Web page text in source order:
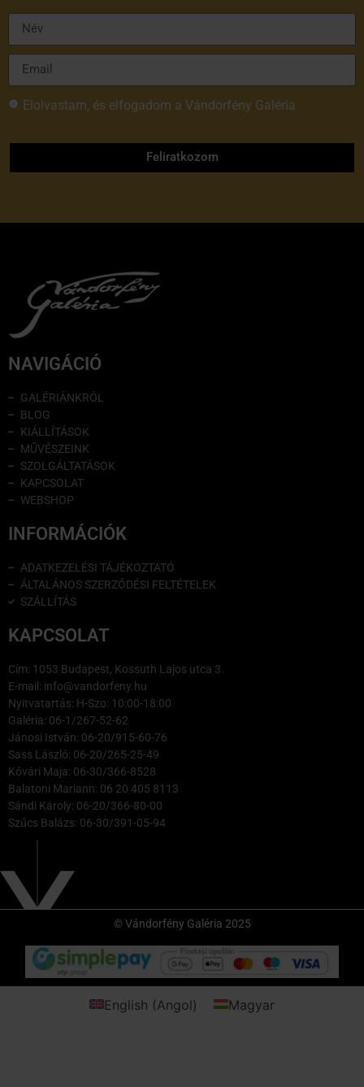
Elolvastam, és elfogadom a Vándorfény Galéria
Feliratkozom
NAVIGÁCIÓ
GALÉRIÁNKRÓL
BLOG
KIÁLLÍTÁSOK
MŰVÉSZEINK
SZOLGÁLTATÁSOK
KAPCSOLAT
WEBSHOP
INFORMÁCIÓK
ADATKEZELÉSI TÁJÉKOZTATÓ
ÁLTALÁNOS SZERZŐDÉSI FELTÉTELEK
SZÁLLÍTÁS
KAPCSOLAT
Cím: 1053 Budapest, Kossuth Lajos utca 3.
E-mail: info@vandorfeny.hu
Nyitvatartás: H-Szo: 10:00-18:00
Galéria: 06-1/267-52-62
Jánosi István: 06-20/915-60-76
Sass László: 06-20/265-25-49
Kővári Maja: 06-30/366-8528
Balatoni Mariann: 06 20 405 8113
Sándi Károly: 06-20/366-80-00
Szűcs Balázs: 06-30/391-05-94
© Vándorfény Galéria 2025
English (Angol) Magyar